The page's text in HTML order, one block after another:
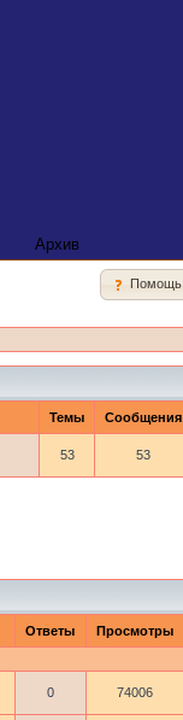
Архив
Помощь
Темы Сообщения
53 53
Ответы Просмотры
0 74006